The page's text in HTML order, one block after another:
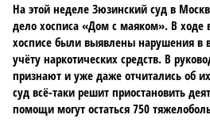
На этой неделе Зюзинский суд в
дело хосписа «Дом с маяком». В ходе
хосписе были выявлены нарушения в
учёту наркотических средств. В
признают и уже даже отчитались об
суд всё-таки решит приостановить
помощи могут остаться 750